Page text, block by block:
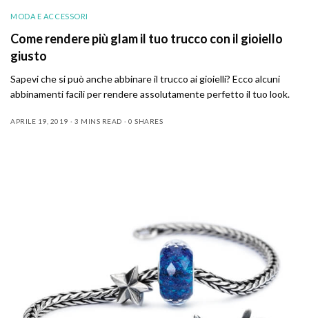
MODA E ACCESSORI
Come rendere più glam il tuo trucco con il gioiello
giusto
Sapevi che si può anche abbinare il trucco ai gioielli? Ecco alcuni
abbinamenti facili per rendere assolutamente perfetto il tuo look.
APRILE 19, 2019 3 MINS READ 0 SHARES